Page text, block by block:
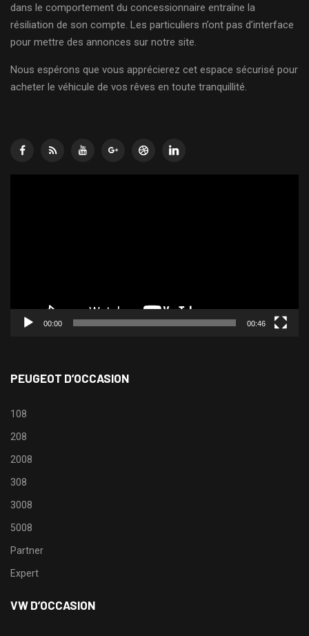
dans le comportement du concessionnaire entraîne la
résiliation de son compte. Les particuliers n’ont pas d’interface
pour mettre des annonces sur notre site.
Nous espérons que vous apprécierez cet espace sécurisé pour
acheter le véhicule de vos rêves en toute tranquillité.
00:00 00:46
PEUGEOT D’OCCASION
108
208
2008
308
3008
5008
Partner
Expert
VW D’OCCASION